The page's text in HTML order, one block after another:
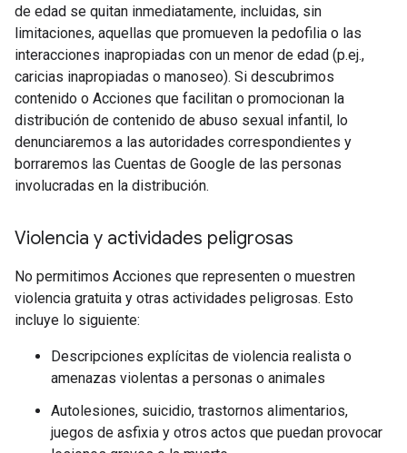
de edad se quitan inmediatamente, incluidas, sin
limitaciones, aquellas que promueven la pedofilia o las
interacciones inapropiadas con un menor de edad (p.ej.,
caricias inapropiadas o manoseo). Si descubrimos
contenido o Acciones que facilitan o promocionan la
distribución de contenido de abuso sexual infantil, lo
denunciaremos a las autoridades correspondientes y
borraremos las Cuentas de Google de las personas
involucradas en la distribución.
Violencia y actividades peligrosas
No permitimos Acciones que representen o muestren
violencia gratuita y otras actividades peligrosas. Esto
incluye lo siguiente:
Descripciones explícitas de violencia realista o
amenazas violentas a personas o animales
Autolesiones, suicidio, trastornos alimentarios,
juegos de asfixia y otros actos que puedan provocar